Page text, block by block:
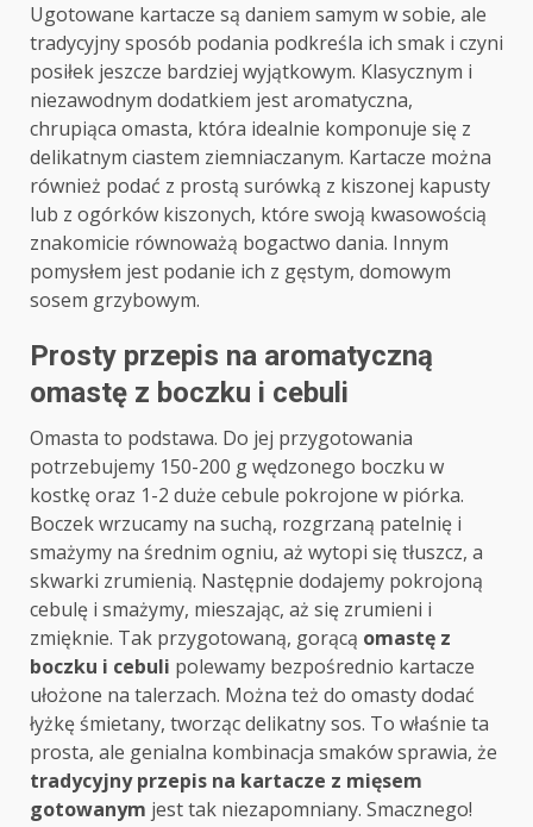
Ugotowane kartacze są daniem samym w sobie, ale
tradycyjny sposób podania podkreśla ich smak i czyni
posiłek jeszcze bardziej wyjątkowym. Klasycznym i
niezawodnym dodatkiem jest aromatyczna,
chrupiąca omasta, która idealnie komponuje się z
delikatnym ciastem ziemniaczanym. Kartacze można
również podać z prostą surówką z kiszonej kapusty
lub z ogórków kiszonych, które swoją kwasowością
znakomicie równoważą bogactwo dania. Innym
pomysłem jest podanie ich z gęstym, domowym
sosem grzybowym.
Prosty przepis na aromatyczną
omastę z boczku i cebuli
Omasta to podstawa. Do jej przygotowania
potrzebujemy 150-200 g wędzonego boczku w
kostkę oraz 1-2 duże cebule pokrojone w piórka.
Boczek wrzucamy na suchą, rozgrzaną patelnię i
smażymy na średnim ogniu, aż wytopi się tłuszcz, a
skwarki zrumienią. Następnie dodajemy pokrojoną
cebulę i smażymy, mieszając, aż się zrumieni i
zmięknie. Tak przygotowaną, gorącą omastę z
boczku i cebuli polewamy bezpośrednio kartacze
ułożone na talerzach. Można też do omasty dodać
łyżkę śmietany, tworząc delikatny sos. To właśnie ta
prosta, ale genialna kombinacja smaków sprawia, że
tradycyjny przepis na kartacze z mięsem
gotowanym jest tak niezapomniany. Smacznego!